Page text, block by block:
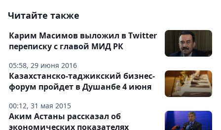
Читайте также
05:58, 29 июня 2016
Карим Масимов выложил в Twitter
переписку с главой МИД РК
00:12, 31 мая 2015
Казахстанско-таджикский бизнес-
форум пройдет в Душанбе 4 июня
Аким Астаны рассказал об
экономических показателях